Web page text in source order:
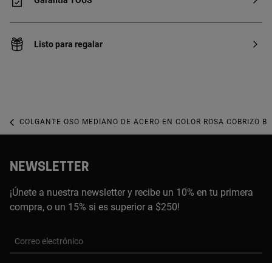
Listo para regalar
COLGANTE OSO MEDIANO DE ACERO EN COLOR ROSA COBRIZO
NEWSLETTER
¡Únete a nuestra newsletter y recibe un 10% en tu primera
compra, o un 15% si es superior a $250!
Correo electrónico